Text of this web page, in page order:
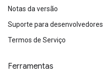
Notas da versão
Suporte para desenvolvedores
Termos de Serviço
Ferramentas